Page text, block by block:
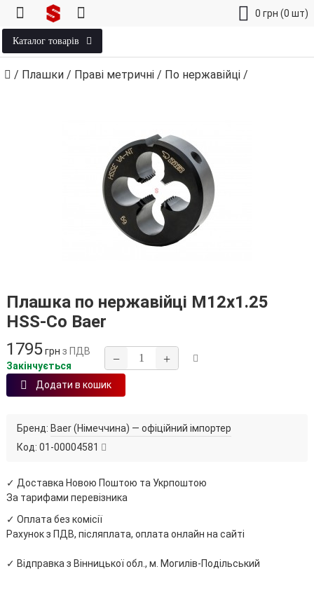
0 грн (0 шт)
Каталог товарів
/ Плашки / Праві метричні / По нержавійці /
Плашка по нержавійці М12х1.25
HSS-Co Baer
1795грн з ПДВ
Закінчується
− +
Додати в кошик
Бренд: Baer (Німеччина) — офіційний імпортер
Код: 01-00004581
✓ Доставка Новою Поштою та Укрпоштою
За тарифами перевізника
✓ Оплата без комісії
Рахунок з ПДВ, післяплата, оплата онлайн на сайті
✓ Відправка з Вінницької обл., м. Могилів-Подільський